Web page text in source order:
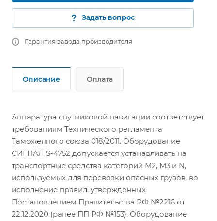
Задать вопрос
Гарантия завода производителя
Описание Оплата
Аппаратура спутниковой навигации соответствует
требованиям Технического регламента
Таможенного союза 018/2011. Оборудование
СИГНАЛ S-4752 допускается устанавливать на
транспортные средства категорий М2, М3 и N,
используемых для перевозки опасных грузов, во
исполнение правил, утвержденных
Постановлением Правительства РФ №2216 от
22.12.2020 (ранее ПП РФ №153). Оборудование